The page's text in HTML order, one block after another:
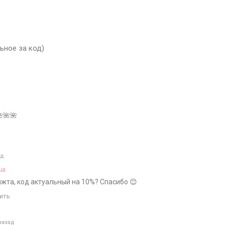
за код)
код актуальный на 10%? Спасибо 😊